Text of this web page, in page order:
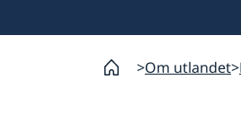
Om utlandet